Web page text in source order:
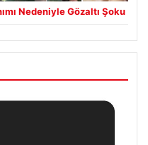
Nedeniyle Gözaltı Şoku